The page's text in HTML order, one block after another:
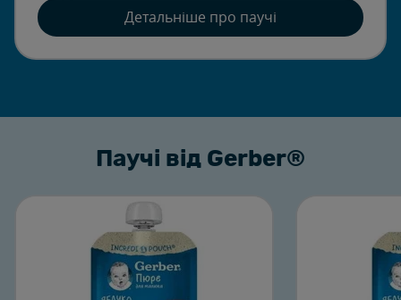
Детальніше про паучі
Паучі від Gerber®